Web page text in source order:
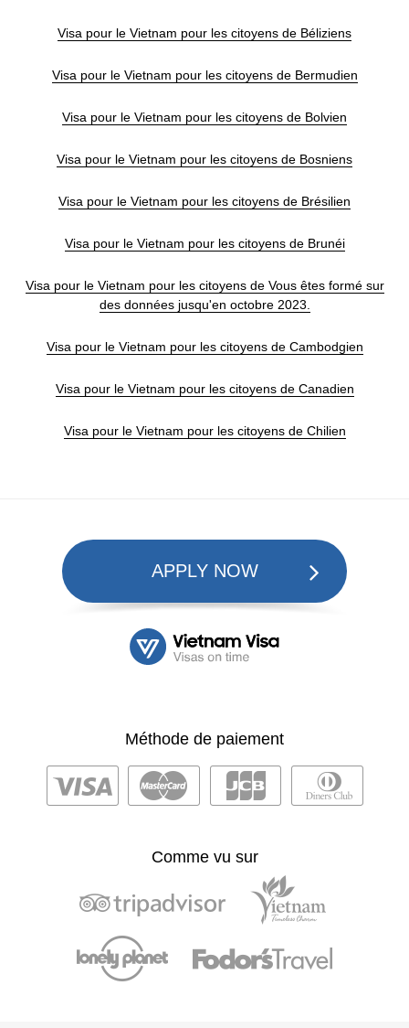
Visa pour le Vietnam pour les citoyens de Béliziens
Visa pour le Vietnam pour les citoyens de Bermudien
Visa pour le Vietnam pour les citoyens de Bolvien
Visa pour le Vietnam pour les citoyens de Bosniens
Visa pour le Vietnam pour les citoyens de Brésilien
Visa pour le Vietnam pour les citoyens de Brunéi
Visa pour le Vietnam pour les citoyens de Vous êtes formé sur
des données jusqu'en octobre 2023.
Visa pour le Vietnam pour les citoyens de Cambodgien
Visa pour le Vietnam pour les citoyens de Canadien
Visa pour le Vietnam pour les citoyens de Chilien
APPLY NOW
Méthode de paiement
Comme vu sur